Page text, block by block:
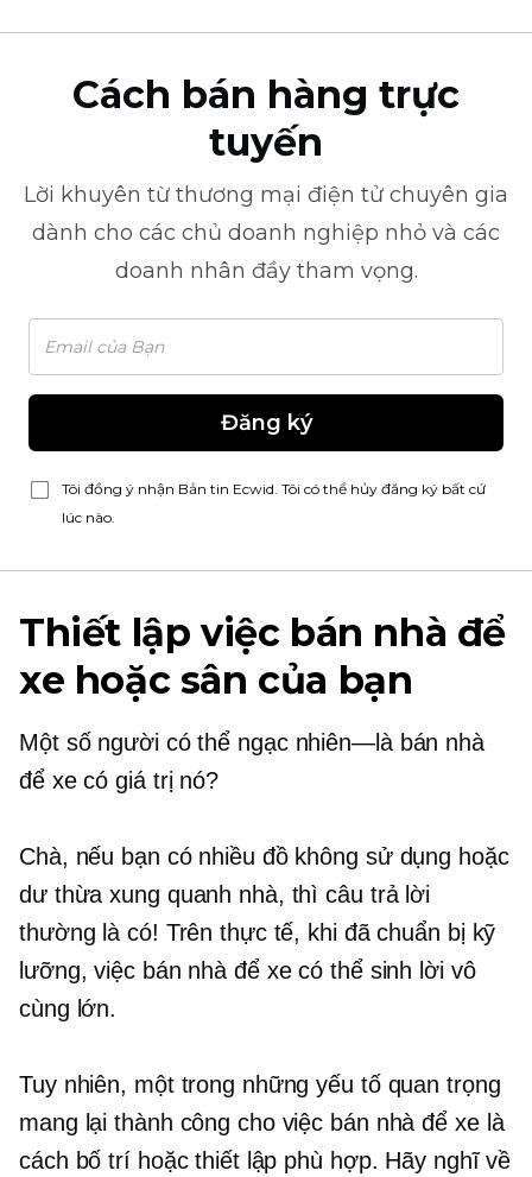
Cách bán hàng trực
tuyến
Lời khuyên từ thương mại điện tử chuyên gia
dành cho các chủ doanh nghiệp nhỏ và các
doanh nhân đầy tham vọng.
Đăng ký
Tôi đồng ý nhận Bản tin Ecwid. Tôi có thể hủy đăng ký bất cứ
lúc nào.
Thiết lập việc bán nhà để
xe hoặc sân của bạn
Một số người có thể ngạc nhiên—làbán nhà
để xe có giá trị nó?
Chà, nếu bạn có nhiều đồ không sử dụng hoặc
dư thừa xung quanh nhà, thì câu trả lời
thường là có! Trên thực tế, khi đã chuẩn bị kỹ
lưỡng, việc bán nhà để xe có thể sinh lời vô
cùng lớn.
Tuy nhiên, một trong những yếu tố quan trọng
mang lại thành công cho việc bán nhà để xe là
cách bố trí hoặc thiết lập phù hợp. Hãy nghĩ về